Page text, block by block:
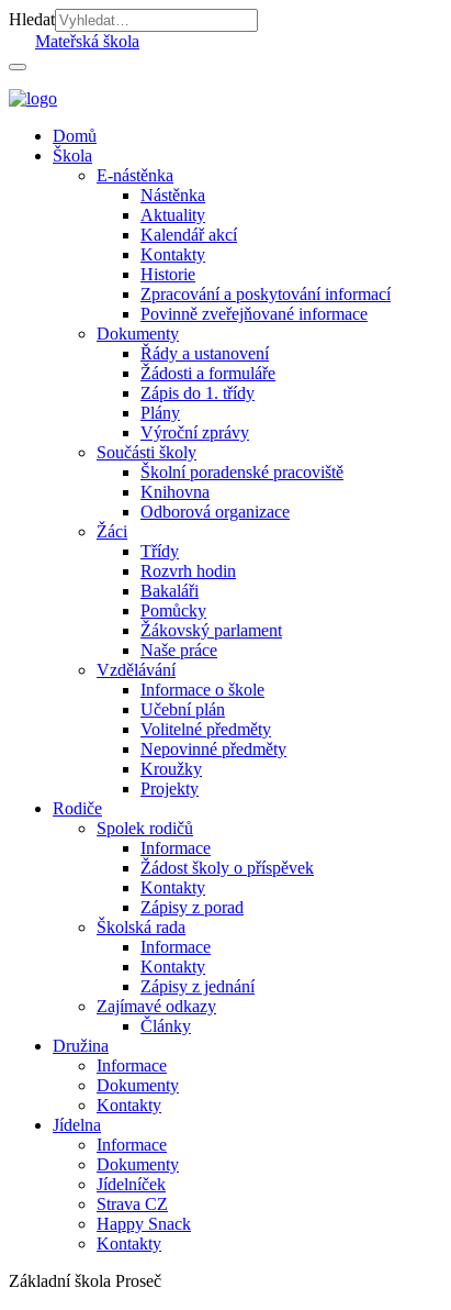
Hledat
Mateřská škola
Domů
Škola
E-nástěnka
Nástěnka
Aktuality
Kalendář akcí
Kontakty
Historie
Zpracování a poskytování informací
Povinně zveřejňované informace
Dokumenty
Řády a ustanovení
Žádosti a formuláře
Zápis do 1. třídy
Plány
Výroční zprávy
Součásti školy
Školní poradenské pracoviště
Knihovna
Odborová organizace
Žáci
Třídy
Rozvrh hodin
Bakaláři
Pomůcky
Žákovský parlament
Naše práce
Vzdělávání
Informace o škole
Učební plán
Volitelné předměty
Nepovinné předměty
Kroužky
Projekty
Rodiče
Spolek rodičů
Informace
Žádost školy o příspěvek
Kontakty
Zápisy z porad
Školská rada
Informace
Kontakty
Zápisy z jednání
Zajímavé odkazy
Články
Družina
Informace
Dokumenty
Kontakty
Jídelna
Informace
Dokumenty
Jídelníček
Strava CZ
Happy Snack
Kontakty
Základní škola Proseč